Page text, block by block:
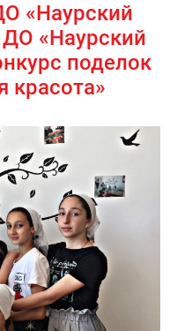
«Наурский
«Наурский
поделок
красота»